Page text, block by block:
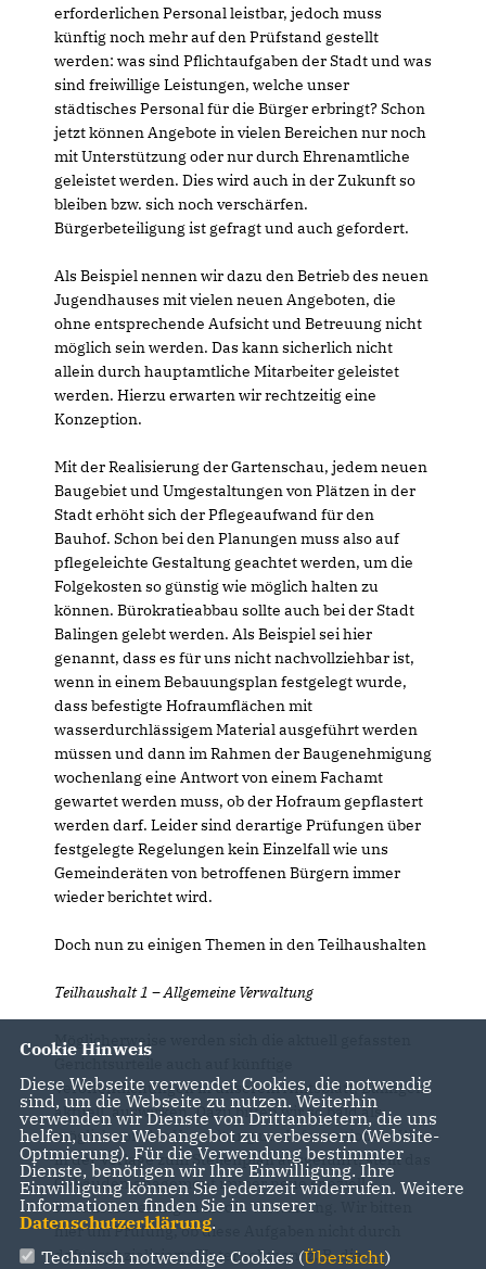
erforderlichen Personal leistbar, jedoch muss
künftig noch mehr auf den Prüfstand gestellt
werden: was sind Pflichtaufgaben der Stadt und was
sind freiwillige Leistungen, welche unser
städtisches Personal für die Bürger erbringt? Schon
jetzt können Angebote in vielen Bereichen nur noch
mit Unterstützung oder nur durch Ehrenamtliche
geleistet werden. Dies wird auch in der Zukunft so
bleiben bzw. sich noch verschärfen.
Bürgerbeteiligung ist gefragt und auch gefordert.
Als Beispiel nennen wir dazu den Betrieb des neuen
Jugendhauses mit vielen neuen Angeboten, die
ohne entsprechende Aufsicht und Betreuung nicht
möglich sein werden. Das kann sicherlich nicht
allein durch hauptamtliche Mitarbeiter geleistet
werden. Hierzu erwarten wir rechtzeitig eine
Konzeption.
Mit der Realisierung der Gartenschau, jedem neuen
Baugebiet und Umgestaltungen von Plätzen in der
Stadt erhöht sich der Pflegeaufwand für den
Bauhof. Schon bei den Planungen muss also auf
pflegeleichte Gestaltung geachtet werden, um die
Folgekosten so günstig wie möglich halten zu
können. Bürokratieabbau sollte auch bei der Stadt
Balingen gelebt werden. Als Beispiel sei hier
genannt, dass es für uns nicht nachvollziehbar ist,
wenn in einem Bebauungsplan festgelegt wurde,
dass befestigte Hofraumflächen mit
wasserdurchlässigem Material ausgeführt werden
müssen und dann im Rahmen der Baugenehmigung
wochenlang eine Antwort von einem Fachamt
gewartet werden muss, ob der Hofraum gepflastert
werden darf. Leider sind derartige Prüfungen über
festgelegte Regelungen kein Einzelfall wie uns
Gemeinderäten von betroffenen Bürgern immer
wieder berichtet wird.
Doch nun zu einigen Themen in den Teilhaushalten
Teilhaushalt 1 – Allgemeine Verwaltung
Möglicherweise werden sich die aktuell gefassten
Veröffentlichungen in unserem Amtsblatt, Balingen
aktuell, auswirken. Dazu bitten wir so bald als
möglich von der Verwaltung um Informationen. Wie
in der Vorlage zum Stellenplan ausgeführt, stellt das
Gebäudemanagement immer neue spezielle
Herausforderungen an die Verwaltung. Wir bitten
hier um Prüfung, ob diese Aufgaben nicht durch
dafür spezialisierte Unternehmen, z. B. die
Cookie Hinweis
Diese Webseite verwendet Cookies, die notwendig
sind, um die Webseite zu nutzen. Weiterhin
verwenden wir Dienste von Drittanbietern, die uns
helfen, unser Webangebot zu verbessern (Website-
Optmierung). Für die Verwendung bestimmter
Dienste, benötigen wir Ihre Einwilligung. Ihre
Einwilligung können Sie jederzeit widerrufen. Weitere
Informationen finden Sie in unserer
Datenschutzerklärung.
Technisch notwendige Cookies (Übersicht)